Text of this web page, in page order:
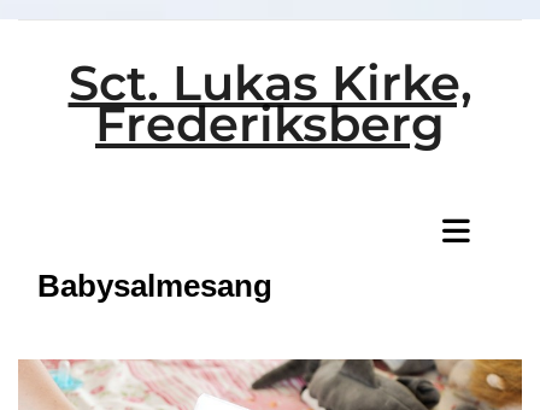
Sct. Lukas Kirke,
Frederiksberg
Babysalmesang